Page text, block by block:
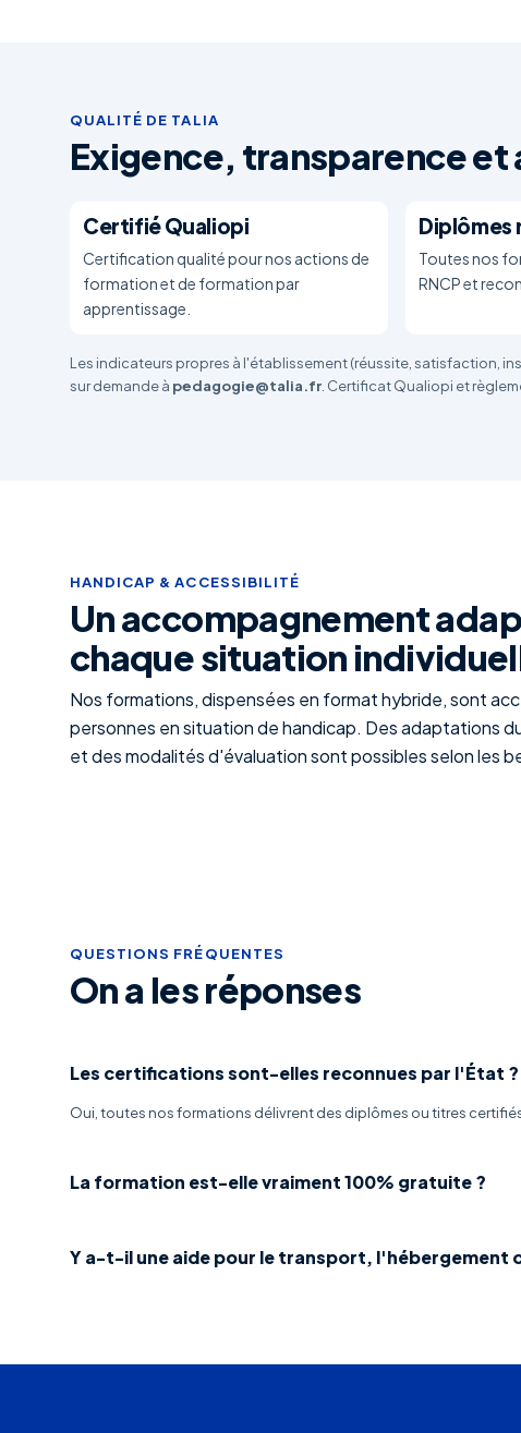
QUALITÉ DE TALIA
Exigence, transparence
Certifié Qualiopi
Certification qualité pour nos actions de
formation et de formation par
apprentissage.
Diplômes
Toutes nos
RNCP et
Les indicateurs propres à l'établissement (réussite, satisfaction,
sur demande à pedagogie@talia.fr . Certificat Qualiopi et
HANDICAP & ACCESSIBILITÉ
Un accompagnement
chaque situation
Nos formations, dispensées en format hybride, sont
personnes en situation de handicap. Des adaptations
et des modalités d'évaluation sont possibles selon les
QUESTIONS FRÉQUENTES
On a les réponses
Les certifications sont-elles reconnues par l'État ?
Oui, toutes nos formations délivrent des diplômes ou titres
La formation est-elle vraiment 100% gratuite ?
Y a-t-il une aide pour le transport, l'hébergement